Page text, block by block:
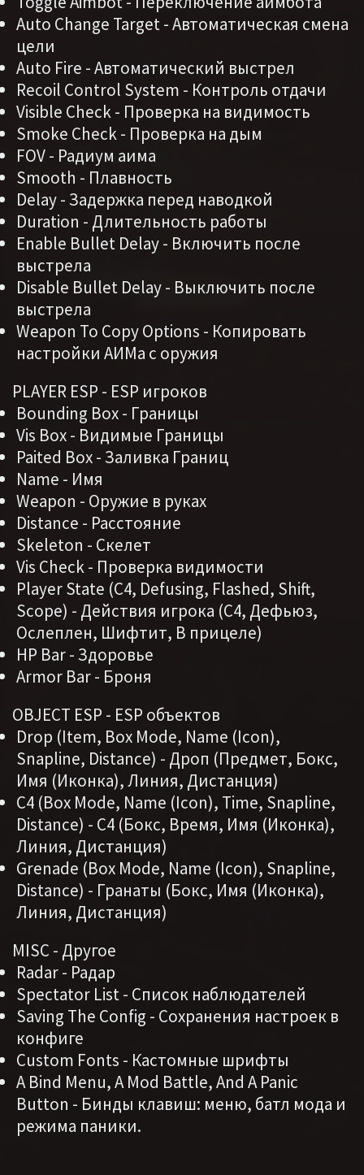
Auto Change Target - Автоматическая смена
цели
Auto Fire - Автоматический выстрел
Recoil Control System - Контроль отдачи
Visible Check - Проверка на видимость
Smoke Check - Проверка на дым
FOV - Радиум аима
Smooth - Плавность
Delay - Задержка перед наводкой
Duration - Длительность работы
Enable Bullet Delay - Включить после
выстрела
Disable Bullet Delay - Выключить после
выстрела
Weapon To Copy Options - Копировать
настройки АИМа с оружия
PLAYER ESP - ESP игроков
Bounding Box - Границы
Vis Box - Видимые Границы
Paited Box - Заливка Границ
Name - Имя
Weapon - Оружие в руках
Distance - Расстояние
Skeleton - Скелет
Vis Check - Проверка видимости
Player State (C4, Defusing, Flashed, Shift,
Scope) - Действия игрока (С4, Дефьюз,
Ослеплен, Шифтит, В прицеле)
HP Bar - Здоровье
Armor Bar - Броня
OBJECT ESP - ESP объектов
Drop (Item, Box Mode, Name (Icon),
Snapline, Distance) - Дроп (Предмет, Бокс,
Имя (Иконка), Линия, Дистанция)
С4 (Box Mode, Name (Icon), Time, Snapline,
Distance) - С4 (Бокс, Время, Имя (Иконка),
Линия, Дистанция)
Grenade (Box Mode, Name (Icon), Snapline,
Distance) - Гранаты (Бокс, Имя (Иконка),
Линия, Дистанция)
MISC - Другое
Radar - Радар
Spectator List - Список наблюдателей
Saving The Config - Сохранения настроек в
конфиге
Custom Fonts - Кастомные шрифты
A Bind Menu, A Mod Battle, And A Panic
Button - Бинды клавиш: меню, батл мода и
режима паники.